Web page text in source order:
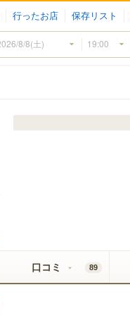
行ったお店 保存リスト
口コミ 89